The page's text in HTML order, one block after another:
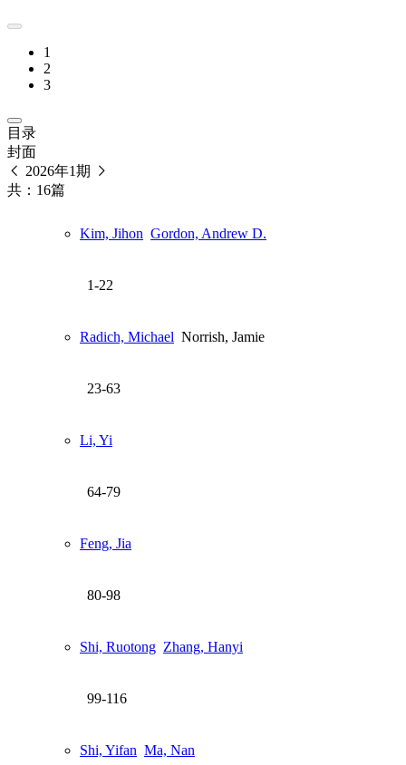
1
2
3
目录
封面
2026年1期
共：16篇
Kim, Jihon Gordon, Andrew D.
1-22
Radich, Michael Norrish, Jamie
23-63
Li, Yi
64-79
Feng, Jia
80-98
Shi, Ruotong Zhang, Hanyi
99-116
Shi, Yifan Ma, Nan